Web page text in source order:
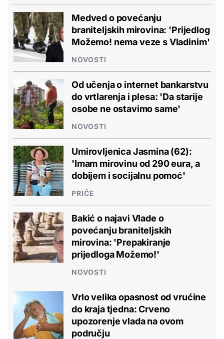
Medved o povećanju
braniteljskih mirovina: 'Prijedlog
Možemo! nema veze s Vladinim'
NOVOSTI
Od učenja o internet bankarstvu
do vrtlarenja i plesa: 'Da starije
osobe ne ostavimo same'
NOVOSTI
Umirovljenica Jasmina (62):
'Imam mirovinu od 290 eura, a
dobijem i socijalnu pomoć'
PRIČE
Bakić o najavi Vlade o
povećanju braniteljskih
mirovina: 'Prepakiranje
prijedloga Možemo!'
NOVOSTI
Vrlo velika opasnost od vrućine
do kraja tjedna: Crveno
upozorenje vlada na ovom
području